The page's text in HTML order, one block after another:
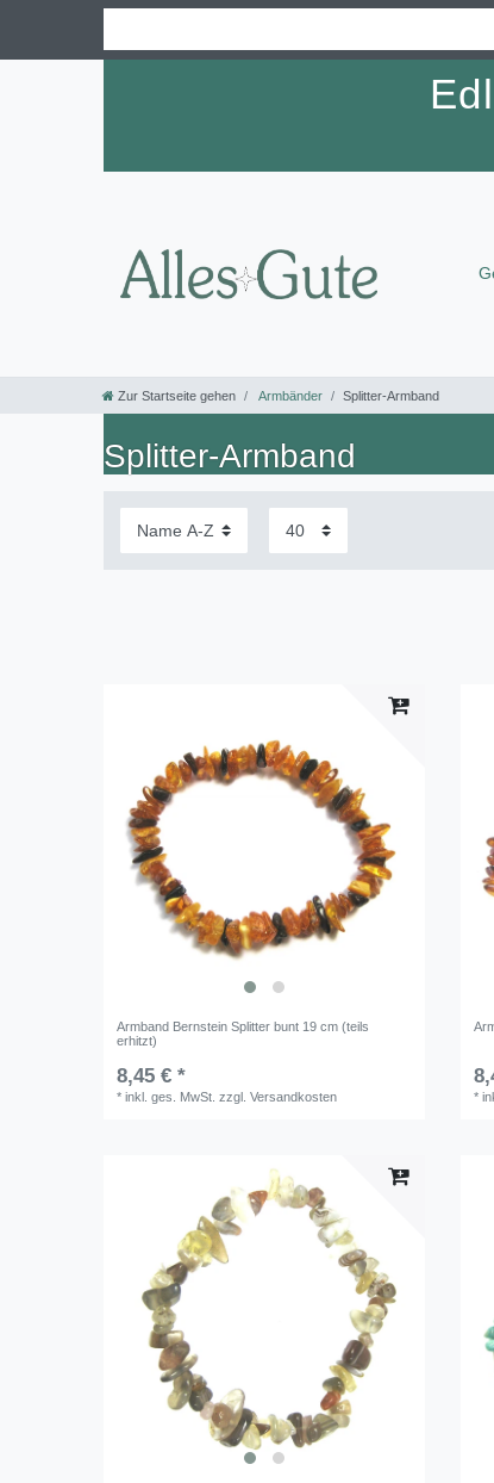
Zur Startseite gehen Armbänder Splitter-Armband
Splitter-Armband
Armband Bernstein Splitter bunt 19 cm (teils
erhitzt)
8,45 € *
*inkl. ges. MwSt. zzgl.Versandkosten *